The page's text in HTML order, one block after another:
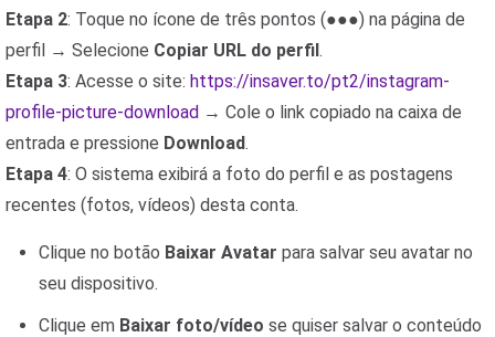
Etapa 2: Toque no ícone de três pontos (●●●) na página de
perfil → Selecione Copiar URL do perfil.
Etapa 3: Acesse o site: https://insaver.to/pt2/instagram-
profile-picture-download → Cole o link copiado na caixa de
entrada e pressione Download.
Etapa 4: O sistema exibirá a foto do perfil e as postagens
recentes (fotos, vídeos) desta conta.
Clique no botão Baixar Avatar para salvar seu avatar no
seu dispositivo.
Clique em Baixar foto/vídeo se quiser salvar o conteúdo